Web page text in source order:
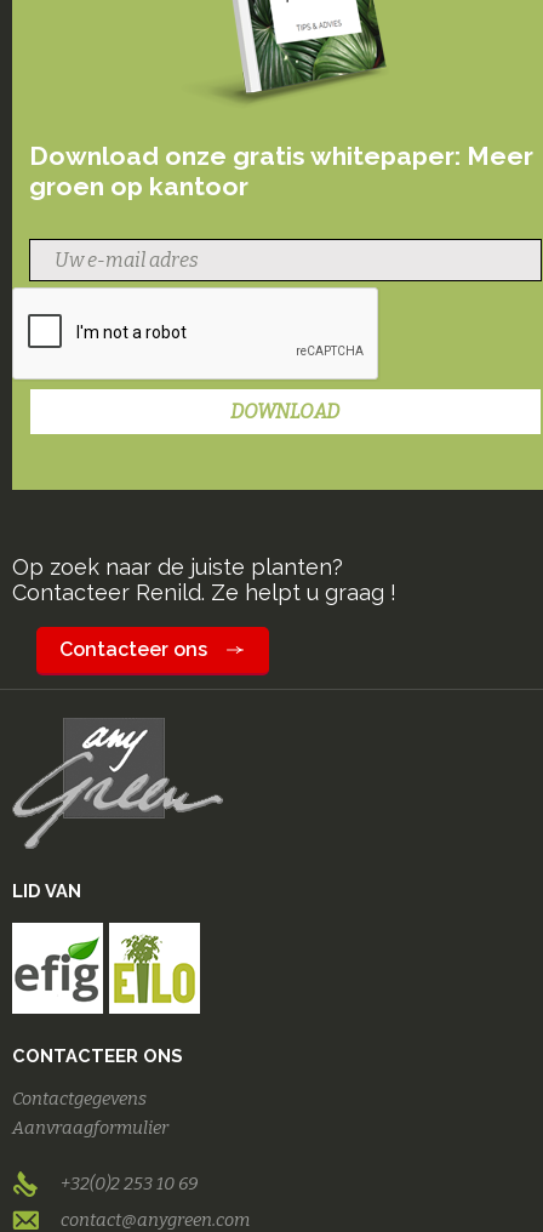
Download onze gratis whitepaper: Meer
groen op kantoor
Op zoek naar de juiste planten?
Contacteer Renild. Ze helpt u graag !
Contacteer ons
LID VAN
CONTACTEER ONS
Contactgegevens
Aanvraagformulier
+32(0)2 253 10 69
contact@anygreen.com